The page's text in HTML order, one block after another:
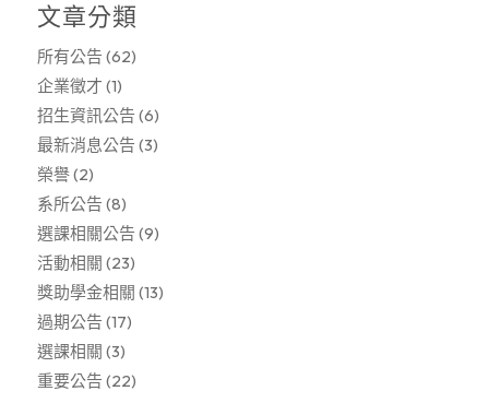
文章分類
所有公告 (62)
企業徵才 (1)
招生資訊公告 (6)
最新消息公告 (3)
榮譽(2)
系所公告 (8)
選課相關公告 (9)
活動相關 (23)
獎助學金相關 (13)
過期公告 (17)
選課相關 (3)
重要公告 (22)